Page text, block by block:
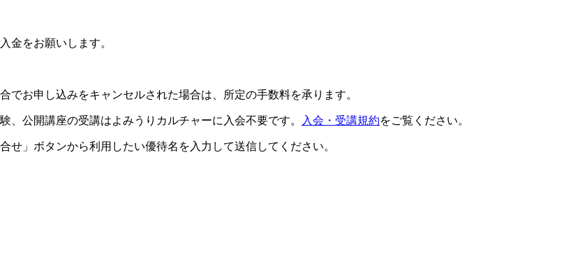
金をお願いします。
お申し込みをキャンセルされた場合は、所定の手数料を承ります。
公開講座の受講はよみうりカルチャーに入会不要です。 入会・受講規約をご覧ください。
」ボタンから利用したい優待名を入力して送信してください。